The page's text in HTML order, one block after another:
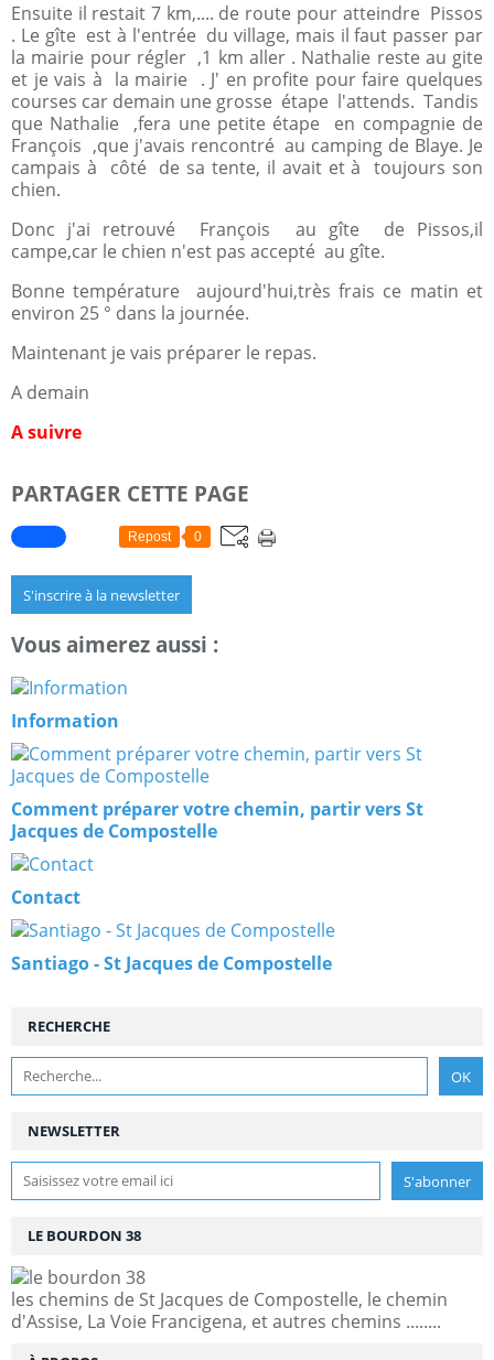
Ensuite il restait 7 km,.... de route pour atteindre Pissos
. Le gîte est à l'entrée du village, mais il faut passer par
la mairie pour régler ,1 km aller . Nathalie reste au gite
et je vais à la mairie . J' en profite pour faire quelques
courses car demain une grosse étape l'attends. Tandis
que Nathalie ,fera une petite étape en compagnie de
François ,que j'avais rencontré au camping de Blaye. Je
campais à côté de sa tente, il avait et à toujours son
chien.
Donc j'ai retrouvé François au gîte de Pissos,il
campe,car le chien n'est pas accepté au gîte.
Bonne température aujourd'hui,très frais ce matin et
environ 25 ° dans la journée.
Maintenant je vais préparer le repas.
A demain
A suivre
PARTAGER CETTE PAGE
Repost 0
S'inscrire à la newsletter
Vous aimerez aussi :
Information
Comment préparer votre chemin, partir vers St
Jacques de Compostelle
Contact
Santiago - St Jacques de Compostelle
NEWSLETTER
RECHERCHE
LE BOURDON 38
les chemins de St Jacques de Compostelle, le chemin
d'Assise, La Voie Francigena, et autres chemins ........